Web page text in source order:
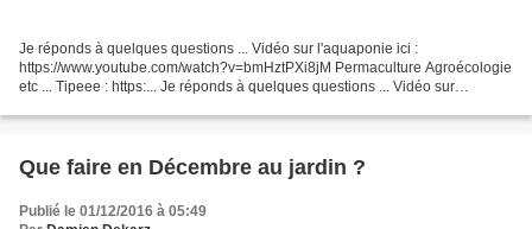
Je réponds à quelques questions ... Vidéo sur l'aquaponie ici :
https://www.youtube.com/watch?v=bmHztPXi8jM Permaculture Agroécologie
etc ... Tipeee : https:... Je réponds à quelques questions ... Vidéo sur
Que faire en Décembre au jardin ?
Publié le 01/12/2016 à 05:49